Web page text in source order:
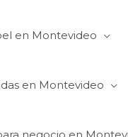
en Montevideo
en Montevideo